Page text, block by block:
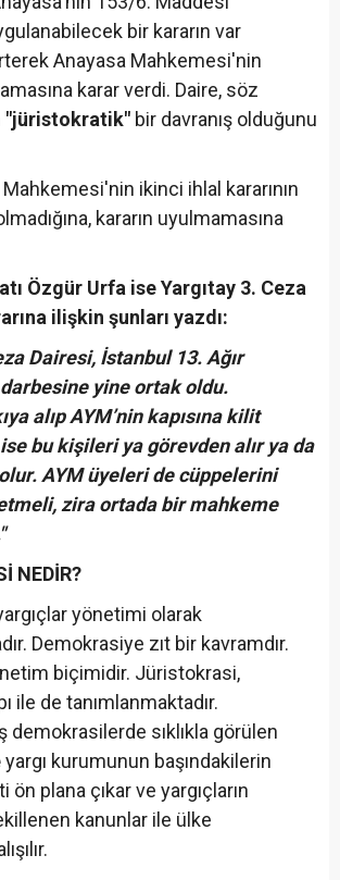
bir kararın var
Anayasa Mahkemesi'nin
karar verdi. Daire, söz
"jüristokratik" bir davranış olduğunu
ikinci ihlal kararının
kararın uyulmamasına
Özgür Urfa ise Yargıtay 3. Ceza
ilişkin şunları yazdı:
Dairesi, İstanbul 13. Ağır
darbesine yine ortak oldu.
alıp AYM’nin kapısına kilit
bu kişileri ya görevden alır ya da
AYM üyeleri de cüppelerini
zira ortada bir mahkeme
NEDİR?
yönetimi olarak
Demokrasiye zıt bir kavramdır.
biçimidir. Jüristokrasi,
ile de tanımlanmaktadır.
demokrasilerde sıklıkla görülen
yargı kurumunun başındakilerin
plana çıkar ve yargıçların
kanunlar ile ülke